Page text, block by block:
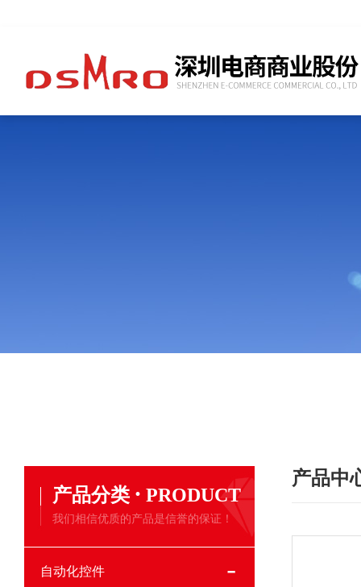
产品分类 · PRODUCT
我们相信优质的产品是信誉的保证！
自动化控件
产品中